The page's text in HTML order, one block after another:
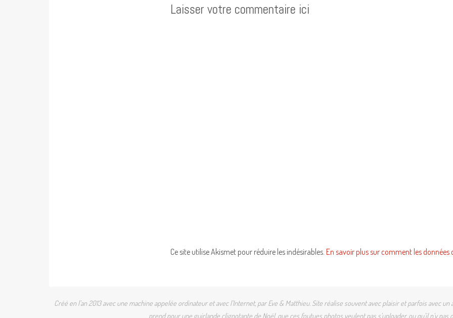
Laisser votre commentaire ici
Ce site utilise Akismet pour réduire les indésirables. En savoir plus sur comment les
Créé en l'an 2013 avec une machine appelée ordinateur et avec l'Internet, par Eve & Matthieu. Site réalise souvent avec plaisir et parfois avec
prend pour une guirlande clignotante de Noël, que ces foutues photos veulent pas s'uploader, ou qu'il n'y